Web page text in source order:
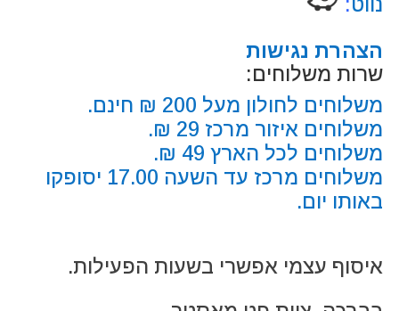
הצהרת נגישות
שרות משלוחים:
משלוחים לחולון מעל 200 ₪ חינם.
משלוחים איזור מרכז 29 ₪.
משלוחים לכל הארץ 49 ₪.
משלוחים מרכז עד השעה 17.00 יסופקו
באותו יום.
איסוף עצמי אפשרי בשעות הפעילות.